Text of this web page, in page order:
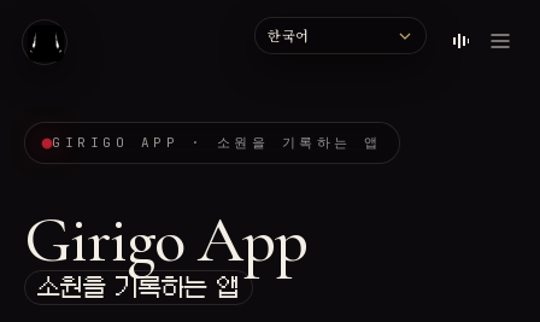
Language
GIRIGO APP · 소원을 기록하는 앱
Girigo App
소원을 기록하는 앱